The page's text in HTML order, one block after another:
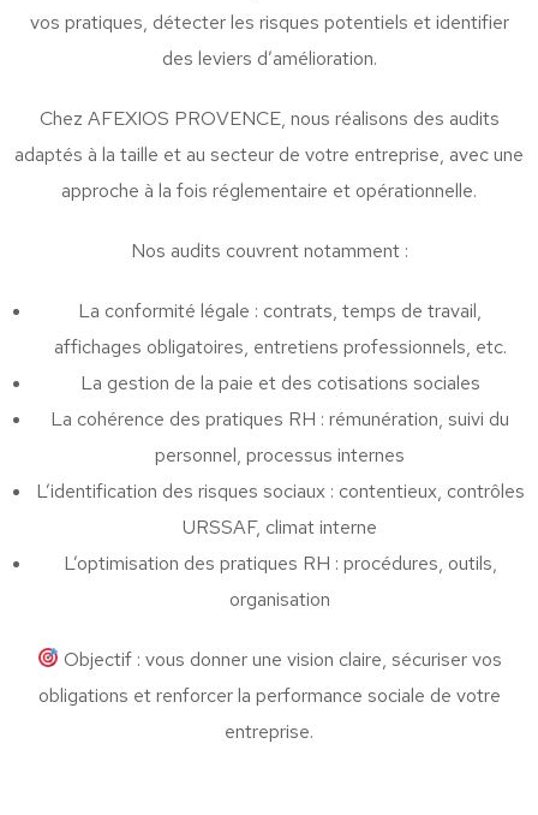
vos pratiques, détecter les risques potentiels et identifier
des leviers d’amélioration.
Chez AFEXIOS PROVENCE, nous réalisons des audits
adaptés à la taille et au secteur de votre entreprise, avec une
approche à la fois réglementaire et opérationnelle.
Nos audits couvrent notamment :
La conformité légale : contrats, temps de travail,
affichages obligatoires, entretiens professionnels, etc.
La gestion de la paie et des cotisations sociales
La cohérence des pratiques RH : rémunération, suivi du
personnel, processus internes
L’identification des risques sociaux : contentieux, contrôles
URSSAF, climat interne
L’optimisation des pratiques RH : procédures, outils,
organisation
Objectif : vous donner une vision claire, sécuriser vos
obligations et renforcer la performance sociale de votre
entreprise.